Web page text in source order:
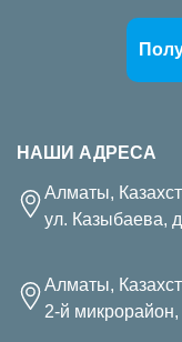
НАШИ АДРЕСА
Алматы,
ул. Казыбаева,
Алматы,
2-й